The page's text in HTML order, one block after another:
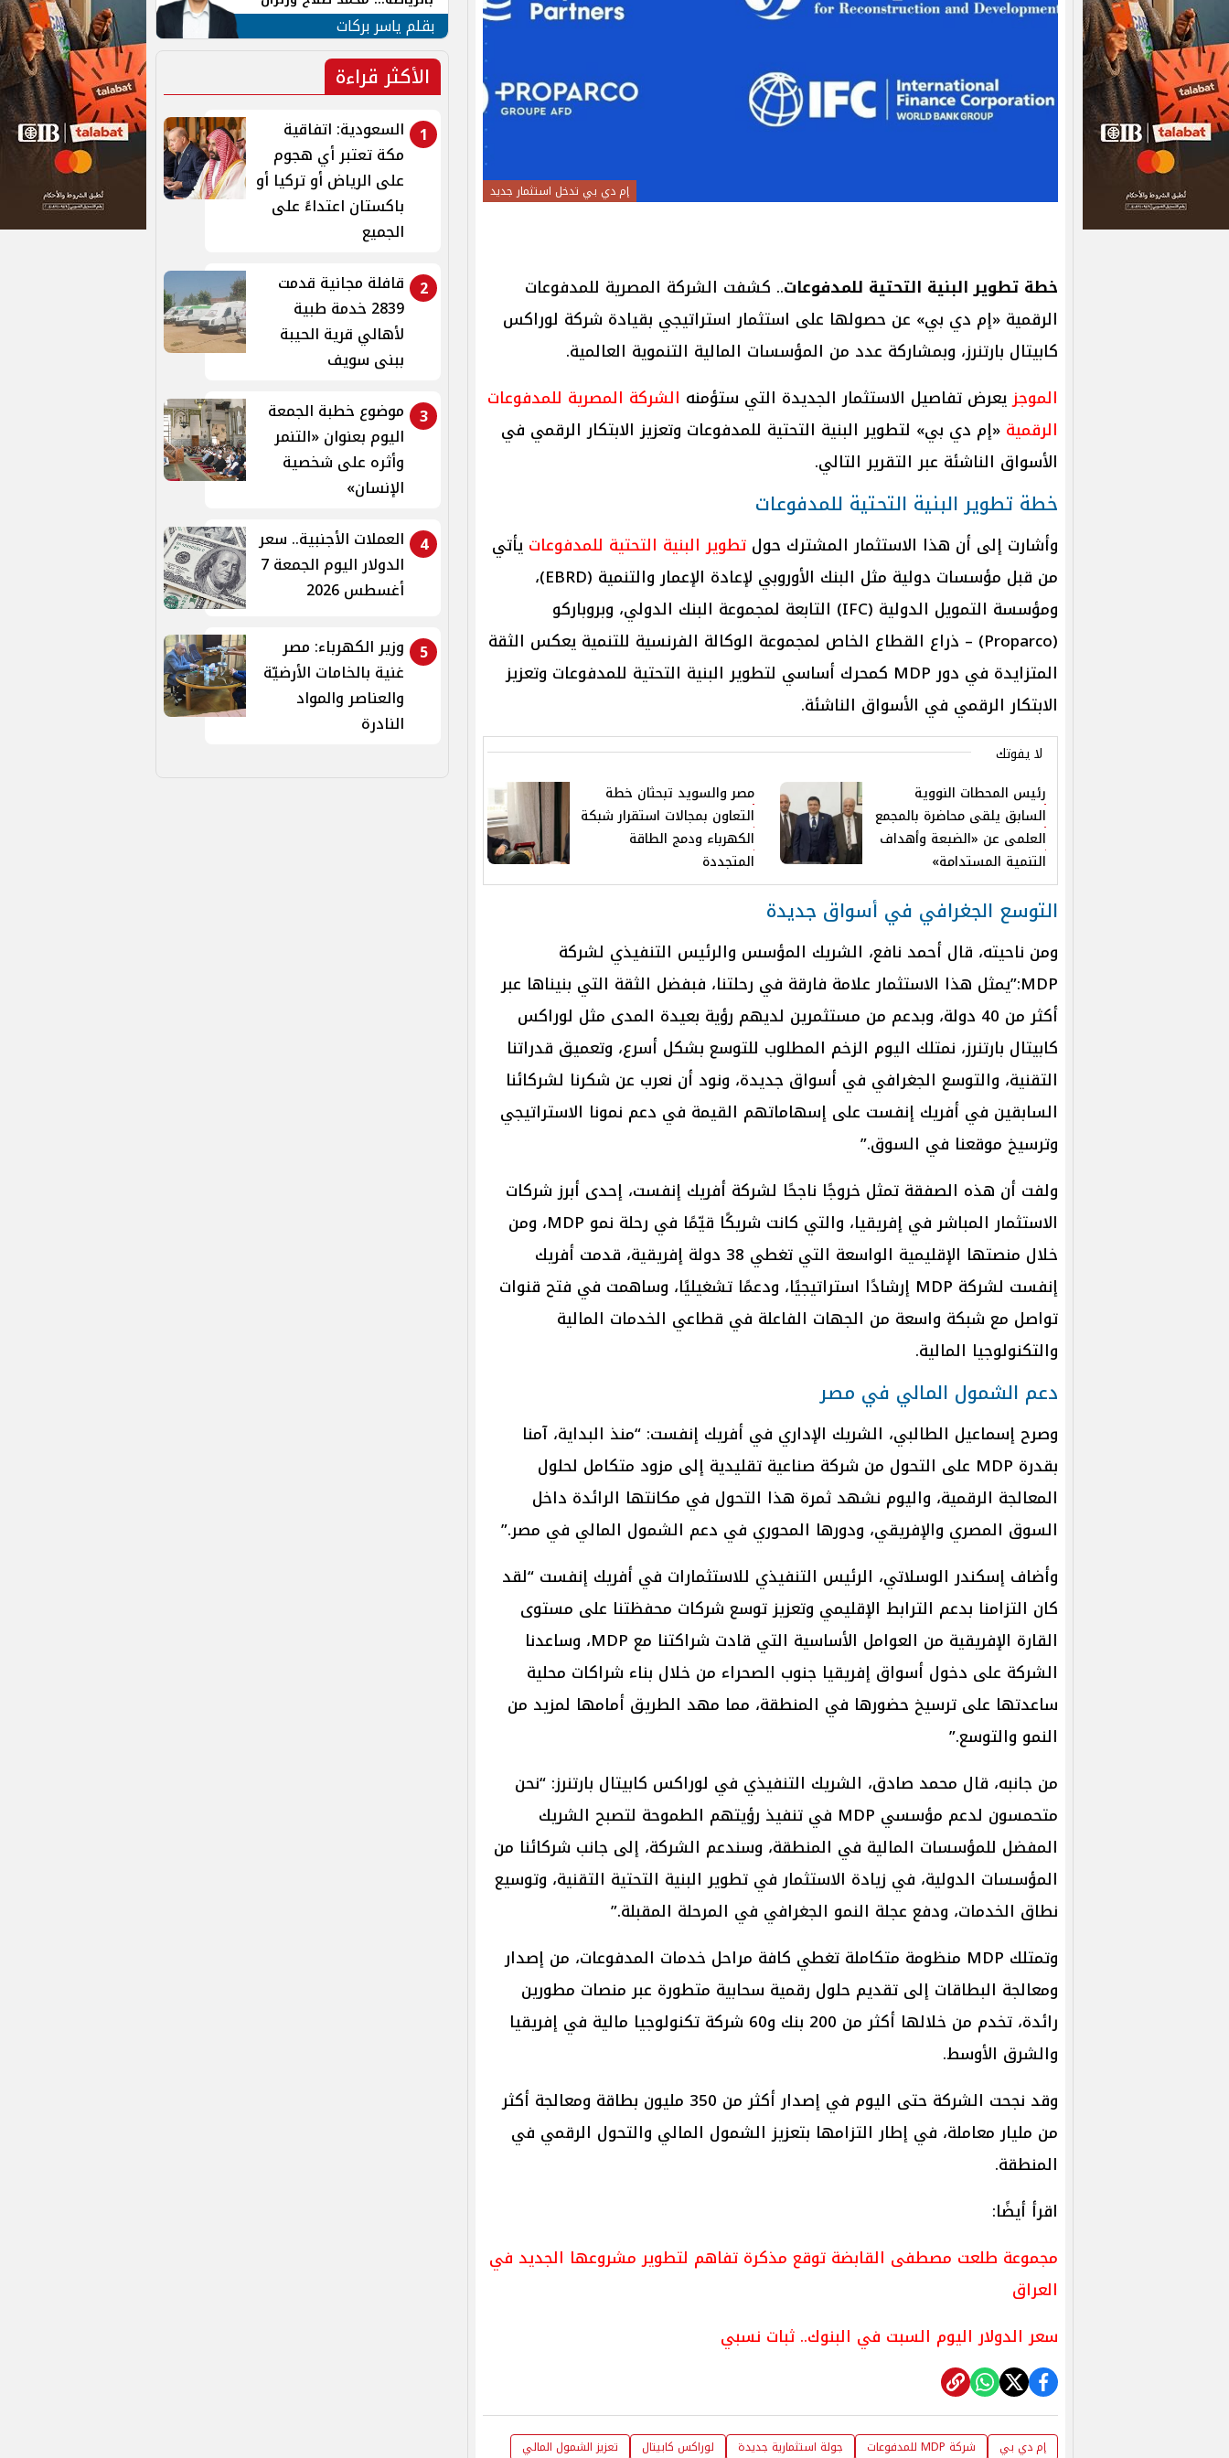
إم دي بي تدخل استثمار جديد
خطة تطوير البنية التحتية للمدفوعات.. كشفت الشركة المصرية للمدفوعات
الرقمية «إم دي بي» عن حصولها على استثمار استراتيجي بقيادة شركة لوراكس
كابيتال بارتنرز، وبمشاركة عدد من المؤسسات المالية التنموية العالمية.
الموجزيعرض تفاصيل الاستثمار الجديدة التي ستؤمنه الشركة المصرية للمدفوعات
الرقمية «إم دي بي» لتطوير البنية التحتية للمدفوعات وتعزيز الابتكار الرقمي في
الأسواق الناشئة عبر التقرير التالي.
خطة تطوير البنية التحتية للمدفوعات
وأشارت إلى أن هذا الاستثمار المشترك حول تطوير البنية التحتية للمدفوعات يأتي
من قبل مؤسسات دولية مثل البنك الأوروبي لإعادة الإعمار والتنمية (EBRD)،
ومؤسسة التمويل الدولية (IFC) التابعة لمجموعة البنك الدولي، وبروباركو
(Proparco) – ذراع القطاع الخاص لمجموعة الوكالة الفرنسية للتنمية يعكس الثقة
المتزايدة في دور MDP كمحرك أساسي لتطوير البنية التحتية للمدفوعات وتعزيز
الابتكار الرقمي في الأسواق الناشئة.
لا يفوتك
رئيس المحطات النووية
السابق يلقى محاضرة بالمجمع
العلمى عن «الضبعة وأهداف
التنمية المستدامة»
مصر والسويد تبحثان خطة
التعاون بمجالات استقرار شبكة
الكهرباء ودمج الطاقة
المتجددة
التوسع الجغرافي في أسواق جديدة
ومن ناحيته، قال أحمد نافع، الشريك المؤسس والرئيس التنفيذي لشركة
MDP:”يمثل هذا الاستثمار علامة فارقة في رحلتنا، فبفضل الثقة التي بنيناها عبر
أكثر من 40 دولة، وبدعم من مستثمرين لديهم رؤية بعيدة المدى مثل لوراكس
كابيتال بارتنرز، نمتلك اليوم الزخم المطلوب للتوسع بشكل أسرع، وتعميق قدراتنا
التقنية، والتوسع الجغرافي في أسواق جديدة، ونود أن نعرب عن شكرنا لشركائنا
السابقين في أفريك إنفست على إسهاماتهم القيمة في دعم نمونا الاستراتيجي
وترسيخ موقعنا في السوق.”
ولفت أن هذه الصفقة تمثل خروجًا ناجحًا لشركة أفريك إنفست، إحدى أبرز شركات
الاستثمار المباشر في إفريقيا، والتي كانت شريكًا قيّمًا في رحلة نمو MDP، ومن
خلال منصتها الإقليمية الواسعة التي تغطي 38 دولة إفريقية، قدمت أفريك
إنفست لشركة MDP إرشادًا استراتيجيًا، ودعمًا تشغيليًا، وساهمت في فتح قنوات
تواصل مع شبكة واسعة من الجهات الفاعلة في قطاعي الخدمات المالية
والتكنولوجيا المالية.
دعم الشمول المالي في مصر
وصرح إسماعيل الطالبي، الشريك الإداري في أفريك إنفست: “منذ البداية، آمنا
بقدرة MDP على التحول من شركة صناعية تقليدية إلى مزود متكامل لحلول
المعالجة الرقمية، واليوم نشهد ثمرة هذا التحول في مكانتها الرائدة داخل
السوق المصري والإفريقي، ودورها المحوري في دعم الشمول المالي في مصر.”
وأضاف إسكندر الوسلاتي، الرئيس التنفيذي للاستثمارات في أفريك إنفست “لقد
كان التزامنا بدعم الترابط الإقليمي وتعزيز توسع شركات محفظتنا على مستوى
القارة الإفريقية من العوامل الأساسية التي قادت شراكتنا مع MDP، وساعدنا
الشركة على دخول أسواق إفريقيا جنوب الصحراء من خلال بناء شراكات محلية
ساعدتها على ترسيخ حضورها في المنطقة، مما مهد الطريق أمامها لمزيد من
النمو والتوسع.”
من جانبه، قال محمد صادق، الشريك التنفيذي في لوراكس كابيتال بارتنرز: “نحن
متحمسون لدعم مؤسسي MDP في تنفيذ رؤيتهم الطموحة لتصبح الشريك
المفضل للمؤسسات المالية في المنطقة، وسندعم الشركة، إلى جانب شركائنا من
المؤسسات الدولية، في زيادة الاستثمار في تطوير البنية التحتية التقنية، وتوسيع
نطاق الخدمات، ودفع عجلة النمو الجغرافي في المرحلة المقبلة.”
وتمتلك MDP منظومة متكاملة تغطي كافة مراحل خدمات المدفوعات، من إصدار
ومعالجة البطاقات إلى تقديم حلول رقمية سحابية متطورة عبر منصات مطورين
رائدة، تخدم من خلالها أكثر من 200 بنك و60 شركة تكنولوجيا مالية في إفريقيا
والشرق الأوسط.
وقد نجحت الشركة حتى اليوم في إصدار أكثر من 350 مليون بطاقة ومعالجة أكثر
من مليار معاملة، في إطار التزامها بتعزيز الشمول المالي والتحول الرقمي في
المنطقة.
اقرأ أيضًا:
مجموعة طلعت مصطفى القابضة توقع مذكرة تفاهم لتطوير مشروعها الجديد في
العراق
سعر الدولار اليوم السبت في البنوك.. ثبات نسبي
إم دي بي شركة MDP للمدفوعات جولة استثمارية جديدة لوراكس كابيتال
تعزيز الشمول المالي
الهوية في الشارع التركي
بقلم ياسر بركات
الأكثر قراءة
1
السعودية: اتفاقية
مكة تعتبر أي هجوم
على الرياض أو تركيا أو
باكستان اعتداءً على
الجميع
2
قافلة مجانية قدمت
2839 خدمة طبية
لأهالي قرية الحيبة
ببنى سويف
3 موضوع خطبة الجمعة
اليوم بعنوان «التنمر
وأثره على شخصية
الإنسان»
4
العملات الأجنبية.. سعر
الدولار اليوم الجمعة 7
أغسطس 2026
5
وزير الكهرباء: مصر
غنية بالخامات الأرضيّة
والعناصر والمواد
النادرة